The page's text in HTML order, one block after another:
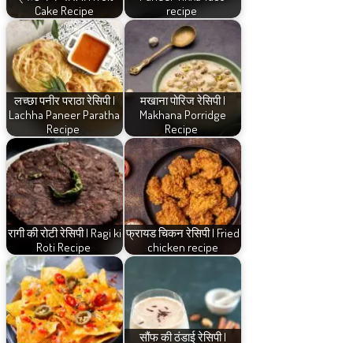
Cake Recipe
recipe
लच्छा पनीर पराठा रेसिपी |
Lachha Paneer Paratha
Recipe
मखाना पोरिज रेसिपी |
Makhana Porridge
Recipe
रागी की रोटी रेसिपी | Ragi ki
Roti Recipe
फ्रायड चिकन रेसिपी | Fried
chicken recipe
सौंफ की ठंडाई रेसिपी |